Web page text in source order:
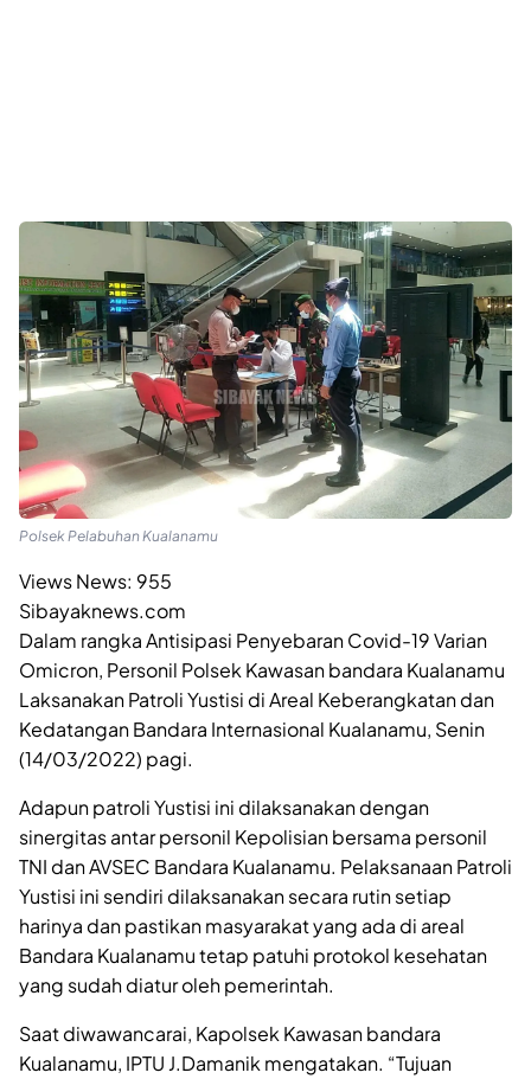
Polsek Pelabuhan Kualanamu
Views News: 955
Sibayaknews.com
Dalam rangka Antisipasi Penyebaran Covid-19 Varian
Omicron, Personil Polsek Kawasan bandara Kualanamu
Laksanakan Patroli Yustisi di Areal Keberangkatan dan
Kedatangan Bandara Internasional Kualanamu, Senin
(14/03/2022) pagi.
Adapun patroli Yustisi ini dilaksanakan dengan
sinergitas antar personil Kepolisian bersama personil
TNI dan AVSEC Bandara Kualanamu. Pelaksanaan Patroli
Yustisi ini sendiri dilaksanakan secara rutin setiap
harinya dan pastikan masyarakat yang ada di areal
Bandara Kualanamu tetap patuhi protokol kesehatan
yang sudah diatur oleh pemerintah.
Saat diwawancarai, Kapolsek Kawasan bandara
Kualanamu, IPTU J.Damanik mengatakan. “Tujuan